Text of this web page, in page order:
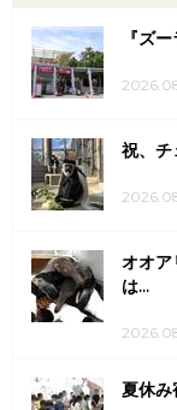
『ズ
祝、
オオ
は...
夏休み